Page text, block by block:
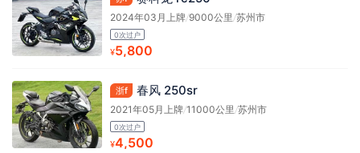
2024年03月上牌/9000公里/苏州市
0次过户
¥5,800
浙f 春风 250sr
2021年05月上牌/11000公里/苏州市
0次过户
¥4,500